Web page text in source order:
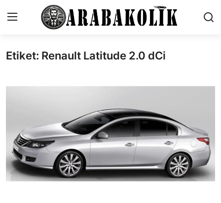
İletişim
Genel
Testler
Markalar
Öneriler
Etiket: Renault Latitude 2.0 dCi